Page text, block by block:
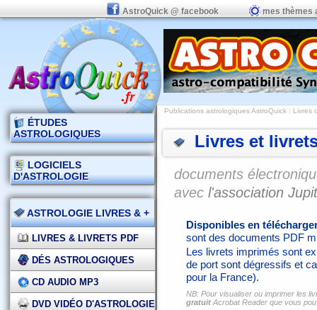
AstroQuick @ facebook mes thèmes
ÉTUDES
ASTROLOGIQUES
LOGICIELS
D'ASTROLOGIE
ASTROLOGIE LIVRES & +
LIVRES & LIVRETS PDF
DÉS ASTROLOGIQUES
CD AUDIO MP3
DVD VIDÉO D'ASTROLOGIE
Publications astrologiques AstroQuick : Livres
Livres et
documents
avec l'association
Disponibles en
sont des documents PDF
Les livrets imprimés sont
de port sont dégressifs et
pour la France).
NB: Pour visualiser ou imprimer les
gratuit Acrobat Reader que vous